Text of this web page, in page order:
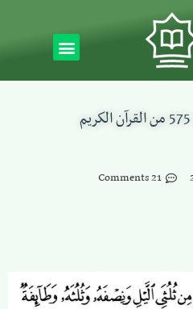
21 Comments